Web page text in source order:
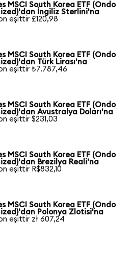
MSCI South Korea ETF (Ondo
İngiliz Sterlini'na
eşittir £120,98
MSCI South Korea ETF (Ondo
Türk Lirası'na
eşittir ₺7.787,46
MSCI South Korea ETF (Ondo
Avustralya Doları'na
eşittir $231,03
MSCI South Korea ETF (Ondo
Brezilya Reali'na
eşittir R$832,10
MSCI South Korea ETF (Ondo
Polonya Zlotisi'na
eşittir zł 607,24